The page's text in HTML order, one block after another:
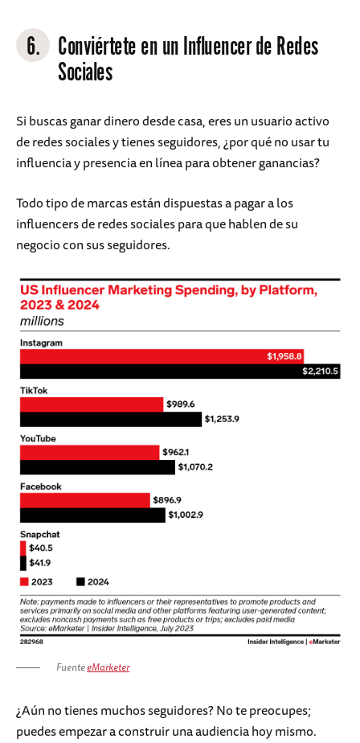
6. Conviértete en un Influencer de Redes
Sociales
Si buscas ganar dinero desde casa, eres un usuario activo
de redes sociales y tienes seguidores, ¿por qué no usar tu
influencia y presencia en línea para obtener ganancias?
Todo tipo de marcas están dispuestas a pagar a los
influencers de redes sociales para que hablen de su
negocio con sus seguidores.
FuenteeMarketer
¿Aún no tienes muchos seguidores? No te preocupes;
puedes empezar a construir una audiencia hoy mismo.